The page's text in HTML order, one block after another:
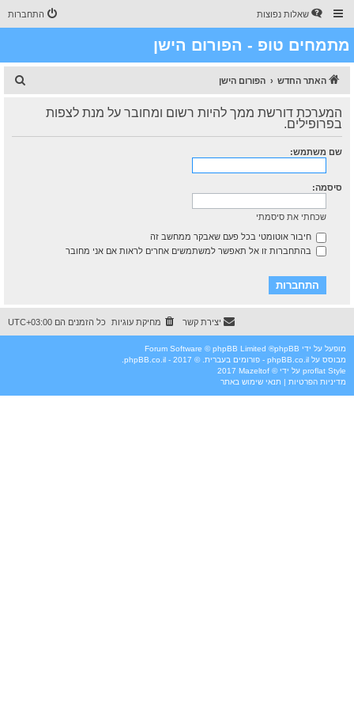
שאלות נפוצות התחברות
מתמחים טופ - הפורום הישן
האתר החדש הפורום הישן
ו
המערכת דורשת ממך להיות רשום ומחובר על מנת לצפות
בפרופילים.
שם משתמש:
סיסמה:
שכחתי את סיסמתי
חיבור אוטומטי בכל פעם שאבקר ממחשב זה
בהתחברות זו אל תאפשר למשתמשים אחרים לראות אם אני מחובר
כל הזמנים הם UTC+03:00 מחיקת עוגיות יצירת קשר
מופעל על ידי phpBB
® Forum Software © phpBB Limited
מבוסס על phpBB.co.il - פורומים בעברית
. © 2017 - phpBB.co.il.
Style
proflat על ידי © Mazeltof
מדיניות הפרטיות | תנאי שימוש באתר